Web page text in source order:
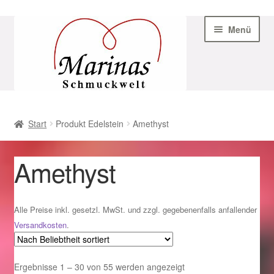
Navigation
Menü
AGB
Beispiel-Seite
Datenschutz
Geschenke zu Ostern 2023
Geschenke zu Ostern 2024
Start Produkt Edelstein Amethyst
Amethyst
Alle Preise inkl. gesetzl. MwSt. und zzgl. gegebenenfalls anfallender
Versandkosten.
Ergebnisse 1 – 30 von 55 werden angezeigtNach